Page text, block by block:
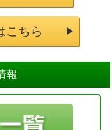
こちら
報